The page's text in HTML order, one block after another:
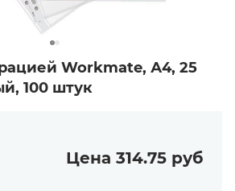
Workmate, А4, 25
100 штук
Цена 314.75 руб